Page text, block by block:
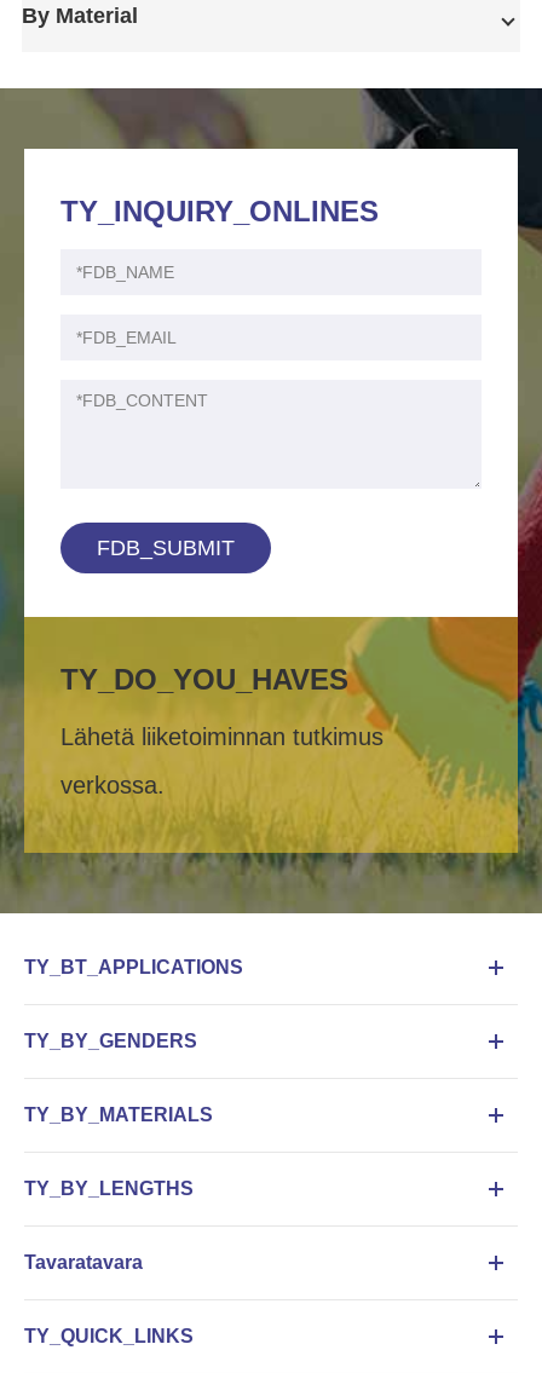
By Material
TY_INQUIRY_ONLINES
FDB_SUBMIT
TY_DO_YOU_HAVES
Lähetä liiketoiminnan tutkimus
verkossa.
TY_BT_APPLICATIONS
TY_BY_GENDERS
TY_BY_MATERIALS
TY_BY_LENGTHS
Tavaratavara
TY_QUICK_LINKS